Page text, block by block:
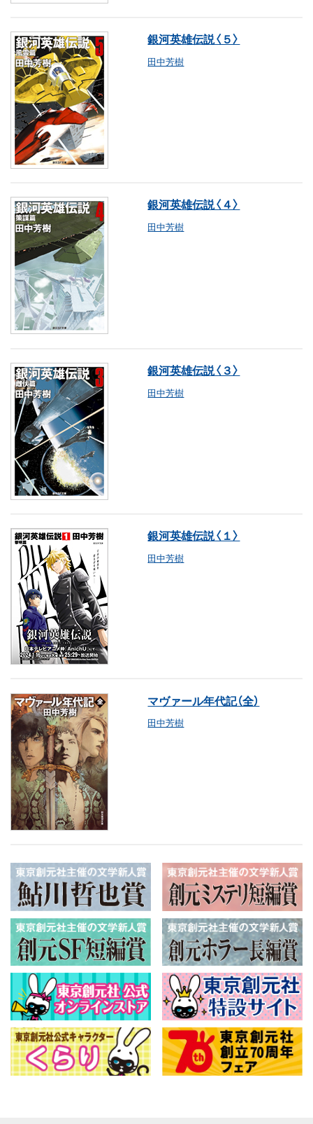
銀河英雄伝説〈５〉
田中芳樹
銀河英雄伝説〈４〉
田中芳樹
銀河英雄伝説〈３〉
田中芳樹
銀河英雄伝説〈１〉
田中芳樹
マヴァール年代記（全）
田中芳樹